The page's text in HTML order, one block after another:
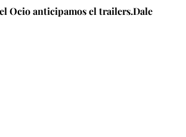
Ocio anticipamos el trailers.Dale